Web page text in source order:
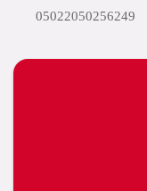
05022050256249